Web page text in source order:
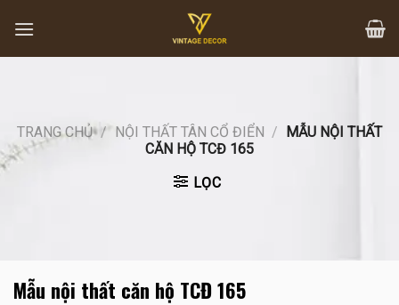
content
TRANG CHỦ / NỘI THẤT TÂN CỔ ĐIỂN / MẪU NỘI THẤT
CĂN HỘ TCĐ 165
LỌC
Mẫu nội thất căn hộ TCĐ 165